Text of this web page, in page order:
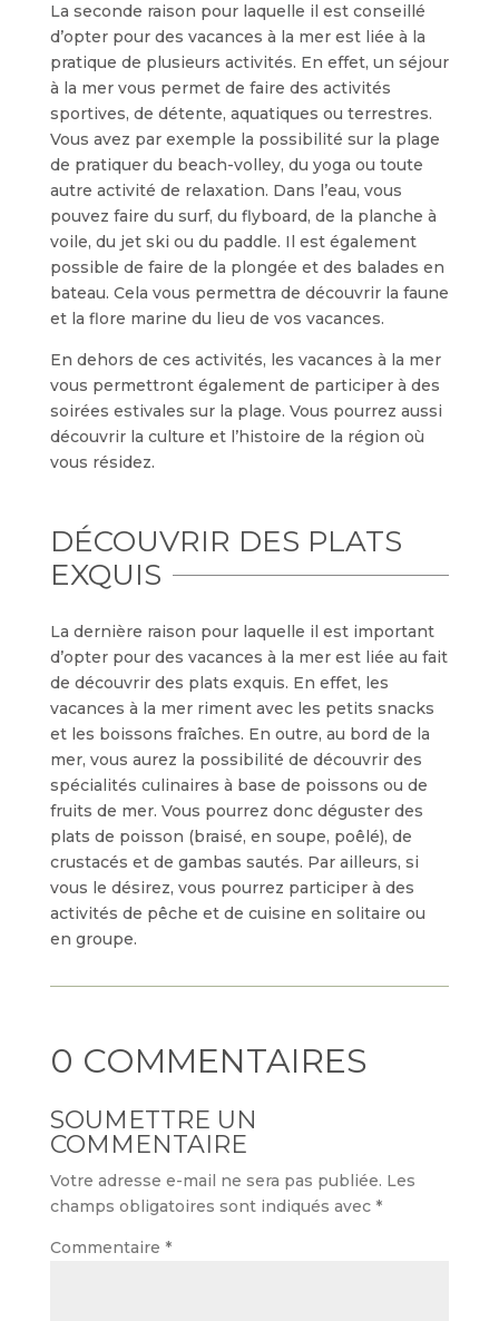
La seconde raison pour laquelle il est conseillé
d’opter pour des vacances à la mer est liée à la
pratique de plusieurs activités. En effet, un séjour
à la mer vous permet de faire des activités
sportives, de détente, aquatiques ou terrestres.
Vous avez par exemple la possibilité sur la plage
de pratiquer du beach-volley, du yoga ou toute
autre activité de relaxation. Dans l’eau, vous
pouvez faire du surf, du flyboard, de la planche à
voile, du jet ski ou du paddle. Il est également
possible de faire de la plongée et des balades en
bateau. Cela vous permettra de découvrir la faune
et la flore marine du lieu de vos vacances.
En dehors de ces activités, les vacances à la mer
vous permettront également de participer à des
soirées estivales sur la plage. Vous pourrez aussi
découvrir la culture et l’histoire de la région où
vous résidez.
DÉCOUVRIR DES PLATS
EXQUIS
La dernière raison pour laquelle il est important
d’opter pour des vacances à la mer est liée au fait
de découvrir des plats exquis. En effet, les
vacances à la mer riment avec les petits snacks
et les boissons fraîches. En outre, au bord de la
mer, vous aurez la possibilité de découvrir des
spécialités culinaires à base de poissons ou de
fruits de mer. Vous pourrez donc déguster des
plats de poisson (braisé, en soupe, poêlé), de
crustacés et de gambas sautés. Par ailleurs, si
vous le désirez, vous pourrez participer à des
activités de pêche et de cuisine en solitaire ou
en groupe.
0 COMMENTAIRES
SOUMETTRE UN
COMMENTAIRE
Votre adresse e-mail ne sera pas publiée. Les
champs obligatoires sont indiqués avec *
Commentaire *